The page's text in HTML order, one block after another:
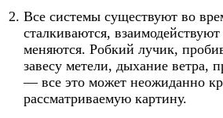
Все системы существуют во
сталкиваются,
меняются. Робкий лучик,
завесу метели, дыхание ветра,
— все это может неожиданно
рассматриваемую картину.